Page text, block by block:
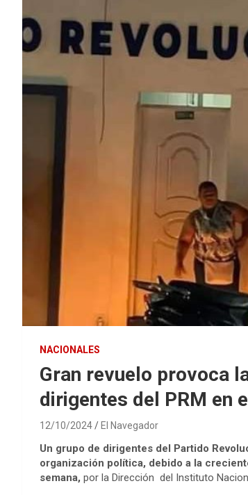
NACIONALES
Gran revuelo provoca
dirigentes del PRM en
12/10/2024 El Navegador
Un grupo de dirigentes del Partido
organización política, debido a la
semana, por la Dirección del Instituto